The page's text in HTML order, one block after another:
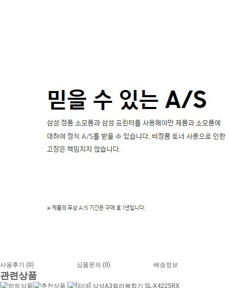
사용후기 (0) 상품문의 (0) 배송정보
관련상품